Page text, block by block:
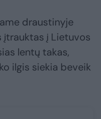
draustinyje
į Lietuvos
lentų takas,
ilgis siekia beveik